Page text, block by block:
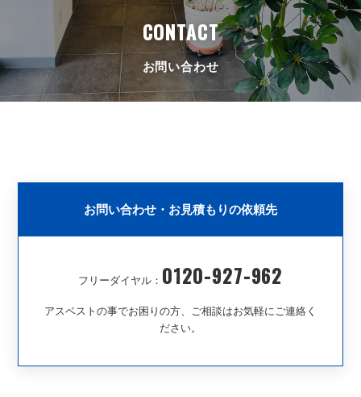
CONTACT
お問い合わせ
お問い合わせ・お見積もりの依頼先
フリーダイヤル： 0120-927-962
アスベストの事でお困りの方、ご相談はお気軽にご連絡く
ださい。